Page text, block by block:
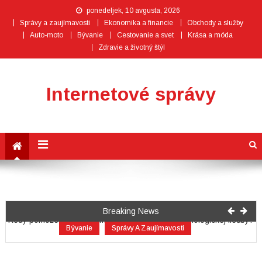
ponedeljek, 10 avgusta, 2026
Správy a zaujímavosti
Ekonomika a financie
Obchody a služby
Auto-moto
Bývanie Cestovanie a svet
Krása a móda
Zdravie a životný štýl
Internetové správy
Breaking News
Správy A Zaujímavosti Zdravie A Životný Štýl
Kedy pomôže vašim kĺbom alternatíva v podobe biologickej liečby?
Bývanie Správy A Zaujímavosti